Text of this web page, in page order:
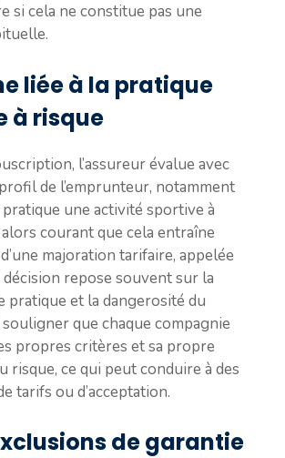
si cela ne constitue pas une
liée à la pratique
à risque
l’assureur évalue avec
de l’emprunteur, notamment
une activité sportive à
courant que cela entraîne
majoration tarifaire, appelée
repose souvent sur la
pratique et la dangerosité du
que chaque compagnie
propres critères et sa propre
risque, ce qui peut conduire à des
tarifs ou d’acceptation.
de garantie